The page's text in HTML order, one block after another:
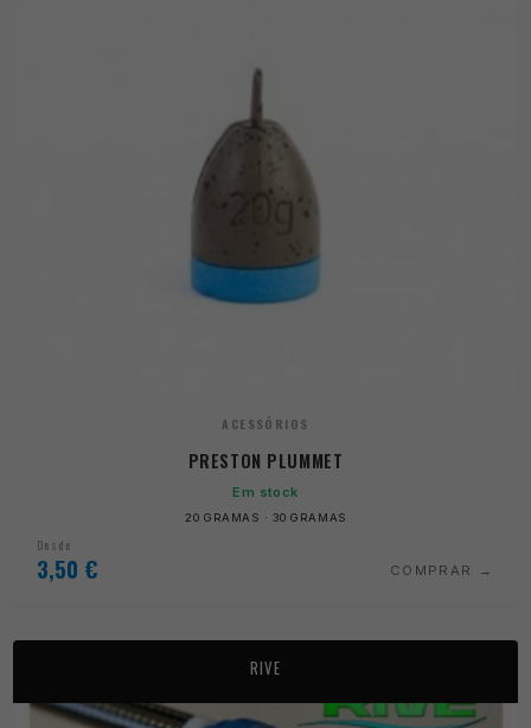
ACESSÓRIOS
PRESTON PLUMMET
Em stock
20 GRAMAS · 30 GRAMAS
Desde
3,50 € COMPRAR
RIVE